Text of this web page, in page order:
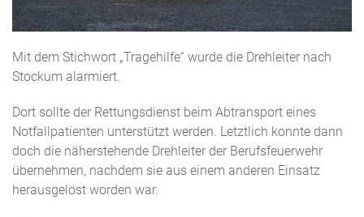
Mit dem Stichwort „Tragehilfe“ wurde die Drehleiter nach
Stockum alarmiert.
Dort sollte der Rettungsdienst beim Abtransport eines
Notfallpatienten unterstützt werden. Letztlich konnte dann
doch die näherstehende Drehleiter der Berufsfeuerwehr
übernehmen, nachdem sie aus einem anderen Einsatz
herausgelöst worden war.